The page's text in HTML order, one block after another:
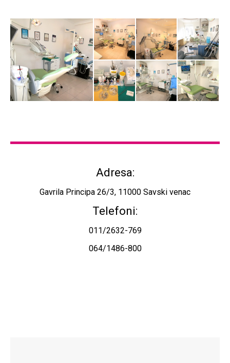
Adresa:
Gavrila Principa 26/3, 11000 Savski venac
Telefoni:
011/2632-769
064/1486-800